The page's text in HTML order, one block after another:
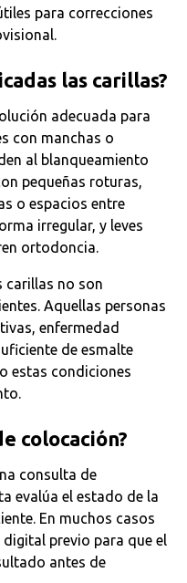
para correcciones
las carillas?
adecuada para
con manchas o
al blanqueamiento
pequeñas roturas,
o espacios entre
irregular, y leves
ortodoncia.
carillas no son
Aquellas personas
enfermedad
de esmalte
estas condiciones
colocación?
consulta de
evalúa el estado de la
En muchos casos
previo para que el
antes de